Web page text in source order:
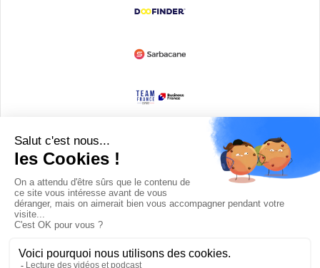
Devenir partenaire
© Copyright 2008 / 2026,DECODE MEDIA, The Innovation Media